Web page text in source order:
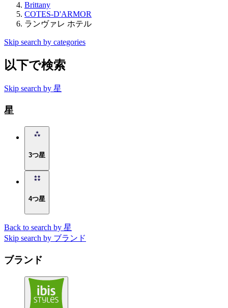
Brittany
COTES-D'ARMOR
ランヴァレ ホテル
Skip search by categories
以下で検索
Skip search by 星
星
3つ星
4つ星
Back to search by 星
Skip search by ブランド
ブランド